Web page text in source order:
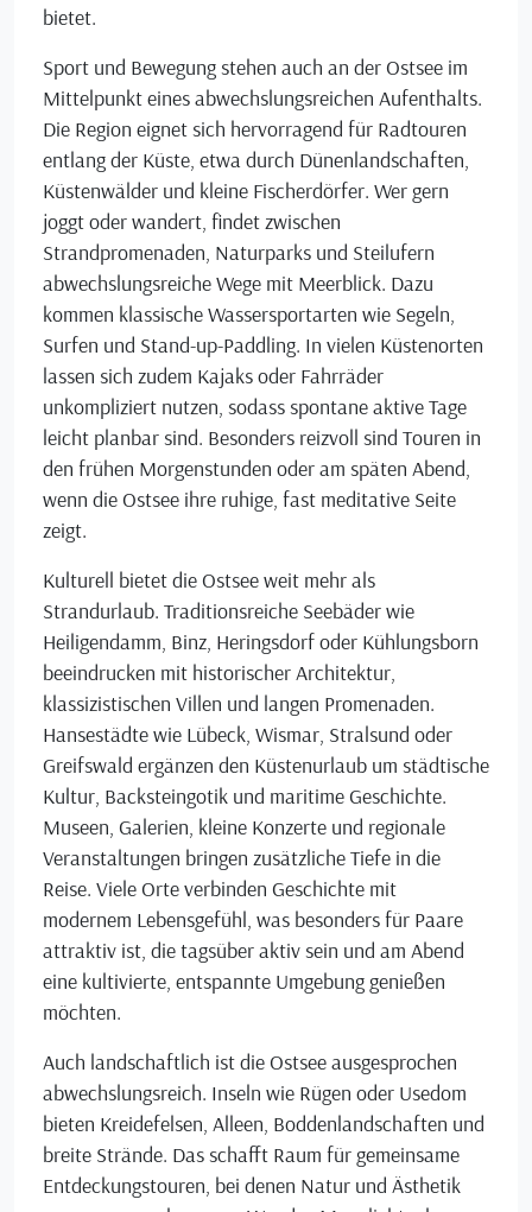
bietet.
Sport und Bewegung stehen auch an der Ostsee im
Mittelpunkt eines abwechslungsreichen Aufenthalts.
Die Region eignet sich hervorragend für Radtouren
entlang der Küste, etwa durch Dünenlandschaften,
Küstenwälder und kleine Fischerdörfer. Wer gern
joggt oder wandert, findet zwischen
Strandpromenaden, Naturparks und Steilufern
abwechslungsreiche Wege mit Meerblick. Dazu
kommen klassische Wassersportarten wie Segeln,
Surfen und Stand-up-Paddling. In vielen Küstenorten
lassen sich zudem Kajaks oder Fahrräder
unkompliziert nutzen, sodass spontane aktive Tage
leicht planbar sind. Besonders reizvoll sind Touren in
den frühen Morgenstunden oder am späten Abend,
wenn die Ostsee ihre ruhige, fast meditative Seite
zeigt.
Kulturell bietet die Ostsee weit mehr als
Strandurlaub. Traditionsreiche Seebäder wie
Heiligendamm, Binz, Heringsdorf oder Kühlungsborn
beeindrucken mit historischer Architektur,
klassizistischen Villen und langen Promenaden.
Hansestädte wie Lübeck, Wismar, Stralsund oder
Greifswald ergänzen den Küstenurlaub um städtische
Kultur, Backsteingotik und maritime Geschichte.
Museen, Galerien, kleine Konzerte und regionale
Veranstaltungen bringen zusätzliche Tiefe in die
Reise. Viele Orte verbinden Geschichte mit
modernem Lebensgefühl, was besonders für Paare
attraktiv ist, die tagsüber aktiv sein und am Abend
eine kultivierte, entspannte Umgebung genießen
möchten.
Auch landschaftlich ist die Ostsee ausgesprochen
abwechslungsreich. Inseln wie Rügen oder Usedom
bieten Kreidefelsen, Alleen, Boddenlandschaften und
breite Strände. Das schafft Raum für gemeinsame
Entdeckungstouren, bei denen Natur und Ästhetik